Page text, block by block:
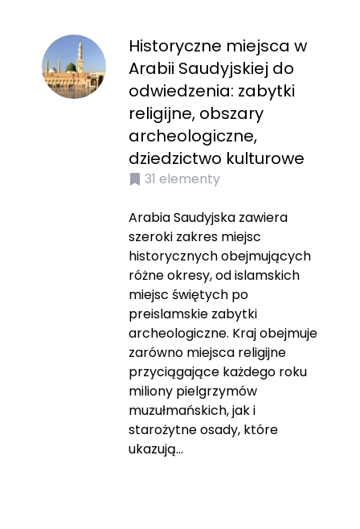
Historyczne miejsca w
Arabii Saudyjskiej do
odwiedzenia: zabytki
religijne, obszary
archeologiczne,
dziedzictwo kulturowe
31 elementy
Arabia Saudyjska zawiera
szeroki zakres miejsc
historycznych obejmujących
różne okresy, od islamskich
miejsc świętych po
preislamskie zabytki
archeologiczne. Kraj obejmuje
zarówno miejsca religijne
przyciągające każdego roku
miliony pielgrzymów
muzułmańskich, jak i
starożytne osady, które
ukazują...